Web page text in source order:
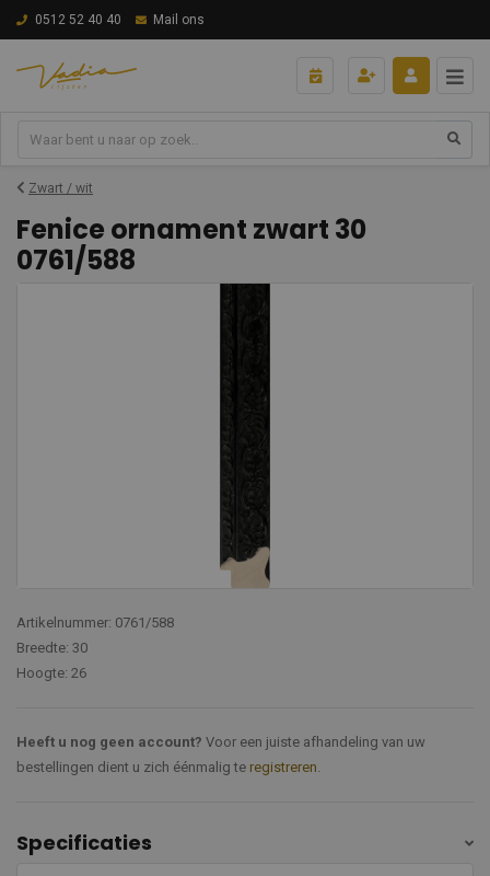
0512 52 40 40 Mail ons
Zwart / wit
Fenice ornament zwart 30
0761/588
Artikelnummer: 0761/588
Breedte: 30
Hoogte: 26
Heeft u nog geen account? Voor een juiste afhandeling van uw
bestellingen dient u zich éénmalig te registreren.
Specificaties